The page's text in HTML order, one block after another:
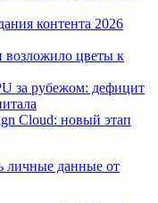
контента 2026
возложило цветы к
за рубежом: дефицит
Cloud: новый этап
личные данные от